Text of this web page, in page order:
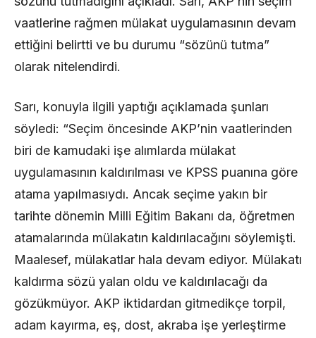
vaatlerine rağmen mülakat uygulamasının devam
ettiğini belirtti ve bu durumu “sözünü tutma”
olarak nitelendirdi.
Sarı, konuyla ilgili yaptığı açıklamada şunları
söyledi: “Seçim öncesinde AKP’nin vaatlerinden
biri de kamudaki işe alımlarda mülakat
uygulamasının kaldırılması ve KPSS puanına göre
atama yapılmasıydı. Ancak seçime yakın bir
tarihte dönemin Milli Eğitim Bakanı da, öğretmen
atamalarında mülakatın kaldırılacağını söylemişti.
Maalesef, mülakatlar hala devam ediyor. Mülakatı
kaldırma sözü yalan oldu ve kaldırılacağı da
gözükmüyor. AKP iktidardan gitmedikçe torpil,
adam kayırma, eş, dost, akraba işe yerleştirme